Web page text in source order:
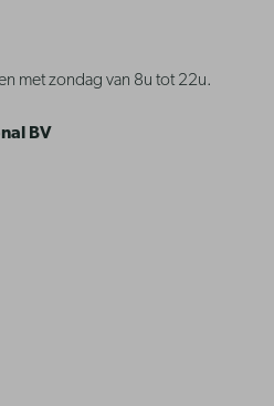
met zondag van 8u tot 22u.
BV